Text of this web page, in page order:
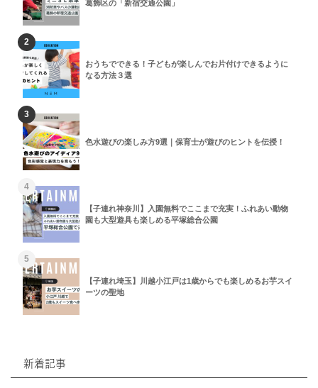
葛飾区の「新宿交通公園」
2
おうちでできる！子どもが楽しんでお片付けできるように
なる方法３選
3
色水遊びの楽しみ方9選｜保育士が遊びのヒントを伝授！
4
【子連れ神奈川】入園無料でここまで充実！ふれあい動物
園も大型遊具も楽しめる平塚総合公園
5
【子連れ埼玉】川越小江戸は1歳からでも楽しめるお芋スイ
ーツの聖地
新着記事